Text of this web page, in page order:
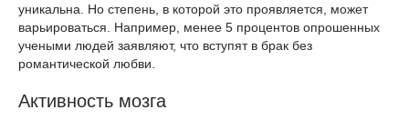
уникальна. Но степень, в которой это проявляется, может
варьироваться. Например, менее 5 процентов опрошенных
учеными людей заявляют, что вступят в брак без
романтической любви.
Активность мозга